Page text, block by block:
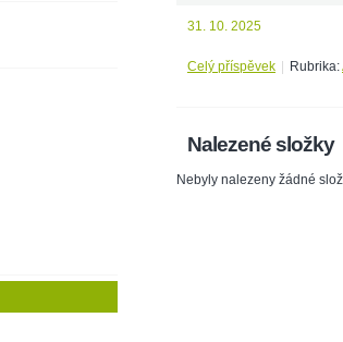
31. 10. 2025
Celý příspěvek Rubrika:
Nalezené složky
Nebyly nalezeny žádné